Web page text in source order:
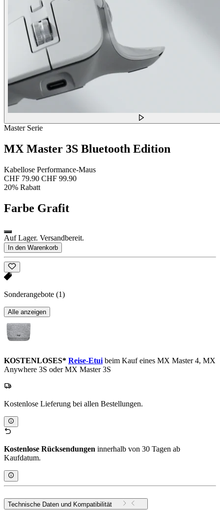
Master Serie
MX Master 3S Bluetooth Edition
Kabellose Performance-Maus
CHF 79.90 CHF 99.90
20% Rabatt
Farbe Grafit
Auf Lager. Versandbereit.
In den Warenkorb
Sonderangebote (1)
Alle anzeigen
KOSTENLOSES* Reise-Etui beim Kauf eines MX Master 4, MX
Anywhere 3S oder MX Master 3S
Kostenlose Lieferung bei allen Bestellungen.
Kostenlose Rücksendungen innerhalb von 30 Tagen ab
Kaufdatum.
Technische Daten und Kompatibilität